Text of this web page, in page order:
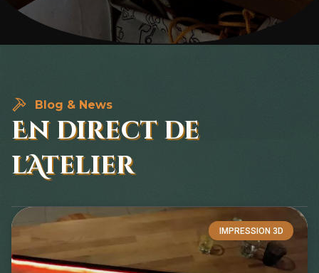
Blog & News
En direct de
l'Atelier
IMPRESSION 3D